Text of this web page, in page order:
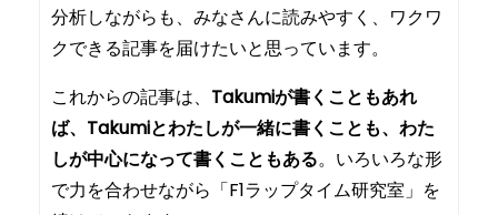
分析しながらも、みなさんに読みやすく、ワクワ
クできる記事を届けたいと思っています。
これからの記事は、 Takumiが書くこともあれ
ば、Takumiとわたしが一緒に書くことも、わた
しが中心になって書くこともある。いろいろな形
で力を合わせながら「F1ラップタイム研究室」を